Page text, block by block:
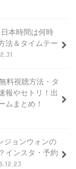
日本時間は何時
法＆タイムテー
料視聴方法・タ
報やセトリ！出
ムまとめ！
ジョンウォンの
インスタ・予約